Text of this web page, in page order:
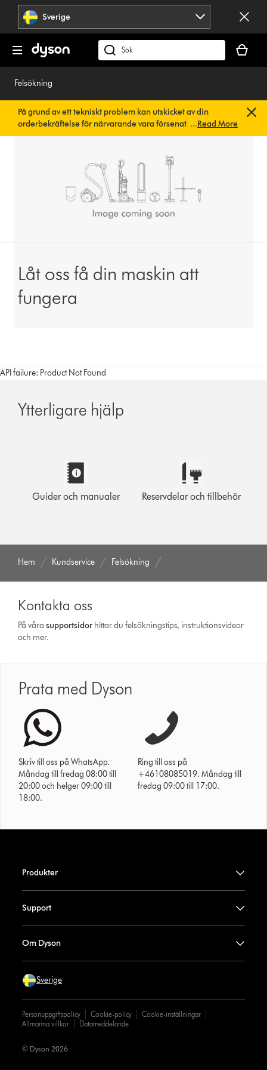
Hoppa
navigering
Sverige
Sök
på
är
tom
Felsökning
På grund av ett tekniskt problem kan utskicket av din
orderbekräftelse för närvarande vara försenat. Vi arbetar
redan på en snabb lösning.Du behöver inte göra någonting.
...Read More
Låt oss få din maskin att
fungera
API failure: Product Not Found
Ytterligare hjälp
Guider och manualer Reservdelar och tillbehör
Hem Kundservice Felsökning
Kontakta oss
På vårasupport­sidor hittar du felsökningstips, instruktionsvideor
och mer.
Prata med Dyson
Skriv till oss på WhatsApp.
Måndag till fredag 08:00 till
20:00 och helger 09:00 till
18:00.
Ring till oss på
+46108085019. Måndag till
fredag 09:00 till 17:00.
Produkter
Support
Om Dyson
Sverige
Personuppgiftspolicy Cookie-policy
Cookie-inställningar
Allmänna villkor
Datameddelande
© Dyson 2026